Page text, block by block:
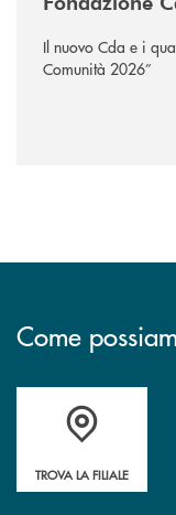
Il nuovo Cda e i
Comunità 2026”
Come
Accedi all' elenco
TROVA LA FILIALE